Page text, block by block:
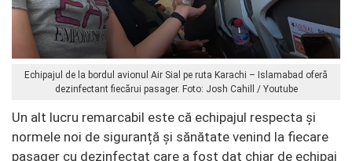
Echipajul de la bordul avionul Air Sial pe ruta Karachi – Islamabad oferă
dezinfectant fiecărui pasager. Foto: Josh Cahill / Youtube
Un alt lucru remarcabil este că echipajul respecta și
normele noi de siguranță și sănătate venind la fiecare
pasager cu dezinfectat care a fost dat chiar de echipaj